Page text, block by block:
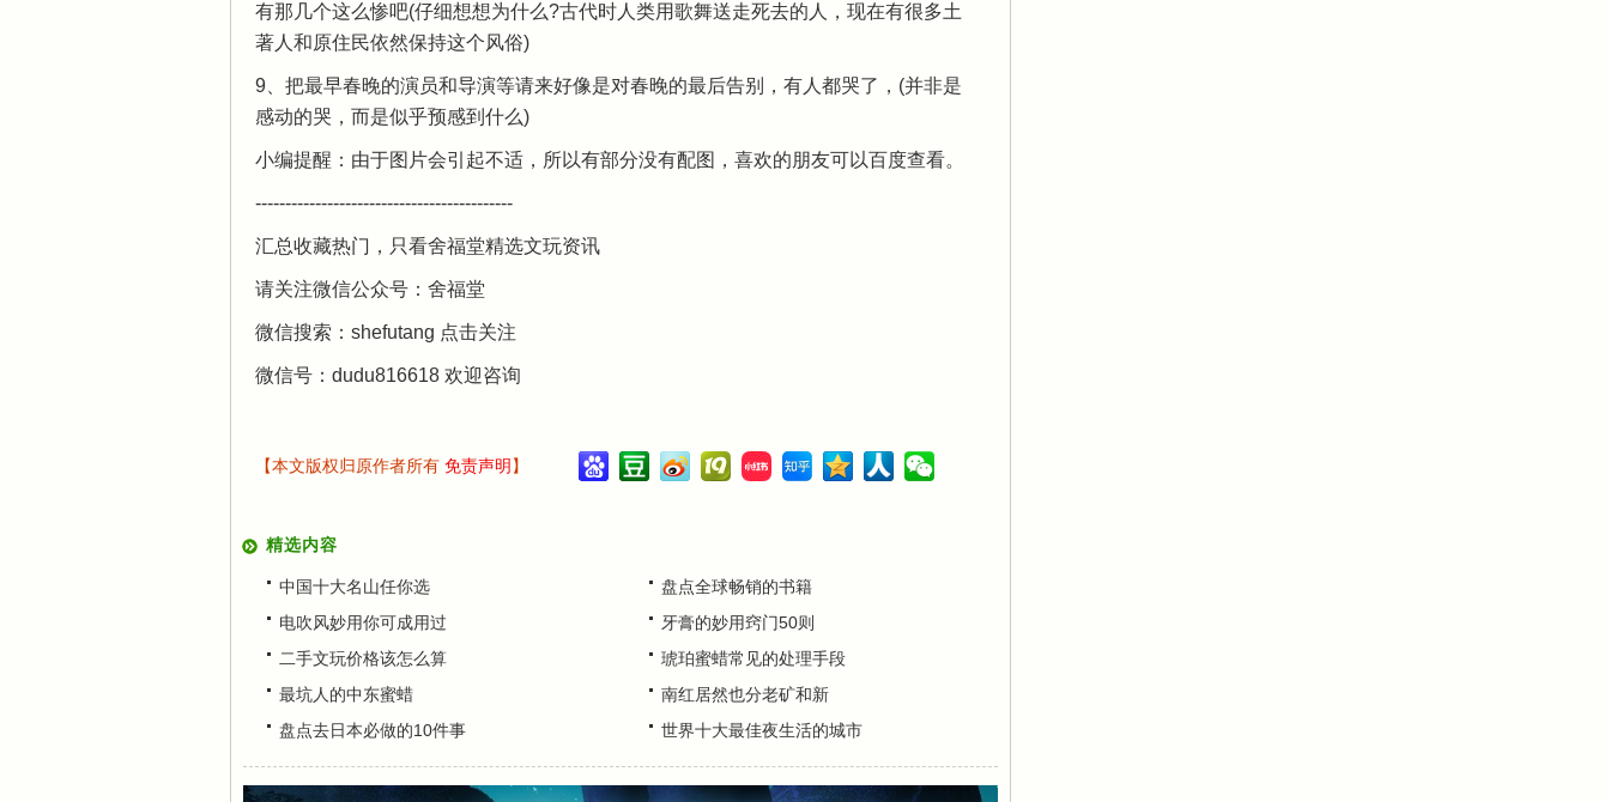
有那几个这么惨吧(仔细想想为什么?古代时人类用歌舞送走死去的人，现在有很多土
著人和原住民依然保持这个风俗)
9、把最早春晚的演员和导演等请来好像是对春晚的最后告别，有人都哭了，(并非是
感动的哭，而是似乎预感到什么)
小编提醒：由于图片会引起不适，所以有部分没有配图，喜欢的朋友可以百度查看。
-------------------------------------------
汇总收藏热门，只看舍福堂精选文玩资讯
请关注微信公众号：舍福堂
微信搜索：shefutang 点击关注
微信号：dudu816618 欢迎咨询
【本文版权归原作者所有 免责声明 】
精选内容
中国十大名山任你选
盘点全球畅销的书籍
电吹风妙用你可成用过
牙膏的妙用窍门50则
二手文玩价格该怎么算
琥珀蜜蜡常见的处理手段
最坑人的中东蜜蜡
南红居然也分老矿和新
盘点去日本必做的10件事
世界十大最佳夜生活的城市